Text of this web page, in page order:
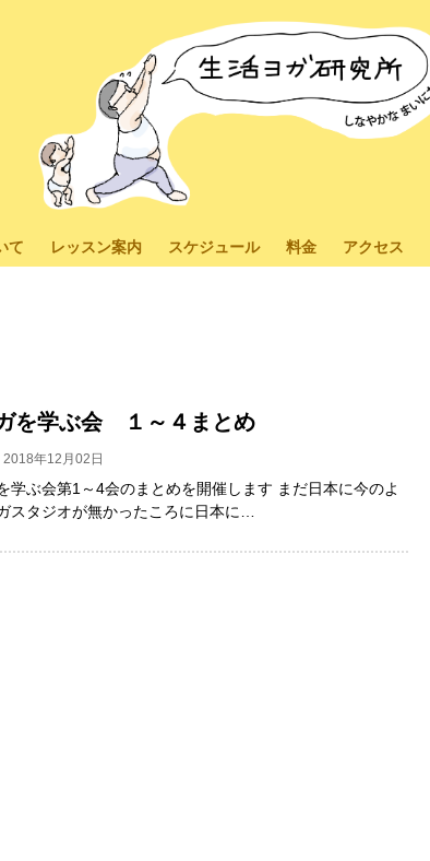
て レッスン案内 スケジュール 料金 アクセス
を学ぶ会 １～４まとめ
2018年12月02日
学ぶ会第1～4会のまとめを開催します まだ日本に今のよ
スタジオが無かったころに日本に…